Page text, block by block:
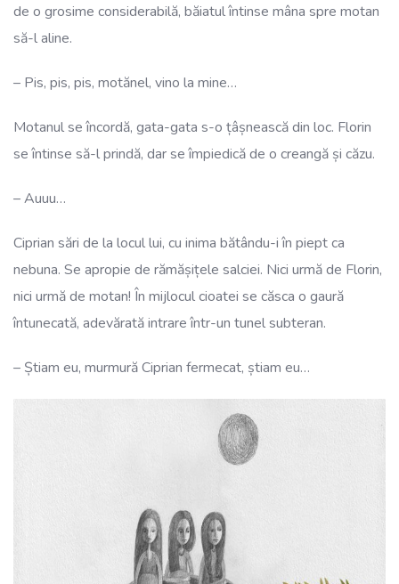
de o grosime considerabilă, băiatul întinse mâna spre motan
să-l aline.
– Pis, pis, pis, motănel, vino la mine…
Motanul se încordă, gata-gata s-o țâșnească din loc. Florin
se întinse să-l prindă, dar se împiedică de o creangă și căzu.
– Auuu…
Ciprian sări de la locul lui, cu inima bătându-i în piept ca
nebuna. Se apropie de rămășițele salciei. Nici urmă de Florin,
nici urmă de motan! În mijlocul cioatei se căsca o gaură
întunecată, adevărată intrare într-un tunel subteran.
– Știam eu, murmură Ciprian fermecat, știam eu…